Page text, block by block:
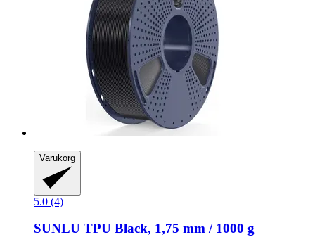
Varukorg
5.0 (4)
SUNLU TPU Black, 1,75 mm / 1000 g